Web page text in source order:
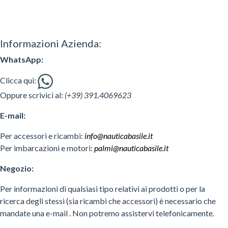
Informazioni Azienda:
WhatsApp:
Clicca qui:
Oppure scrivici al: (+39) 391.4069623
E-mail:
Per accessori e ricambi: info@nauticabasile.it
Per imbarcazioni e motori: palmi@nauticabasile.it
Negozio:
Per informazioni di qualsiasi tipo relativi ai prodotti o per la
ricerca degli stessi (sia ricambi che accessori) è necessario che
mandate una e-mail . Non potremo assistervi telefonicamente.